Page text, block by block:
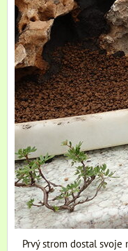
Prvý strom dostal